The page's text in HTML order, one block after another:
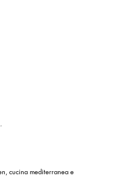
cucina mediterranea e